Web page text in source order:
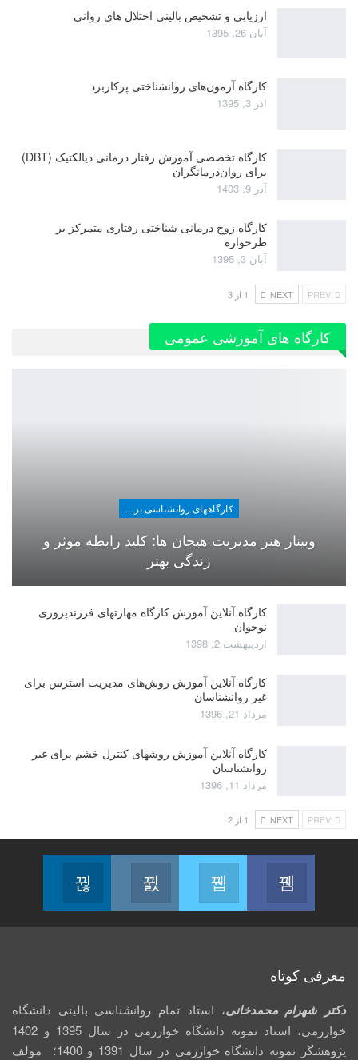
ارزیابی و تشخیص بالینی اختلال های روانی
آبان 26, 1395
کارگاه آزمون‌های روانشناختی پرکاربرد
آذر 3, 1395
کارگاه تخصصی آموزش رفتار درمانی دیالکتیک (DBT)
برای روان‌درمانگران
آذر 9, 1403
کارگاه زوج‌ درمانی شناختی رفتاری متمرکز بر
طرحواره
آبان 3, 1395
NEXT 1 از 3
کارگاه های آموزشی عمومی
کارگاههای روانشناسی برای عموم
وبینار هنر مدیریت هیجان ها: کلید رابطه موثر و
زندگی بهتر
کارگاه آنلاین آموزش کارگاه مهارتهای فرزندپروری
نوجوان
اردیبهشت 2, 1398
کارگاه آنلاین آموزش روش‌های مدیریت استرس برای
غیر روانشناسان
مرداد 21, 1396
کارگاه آنلاین آموزش روشهای کنترل خشم برای غیر
روانشناسان
مرداد 11, 1396
NEXT 1 از 2
Facebook
Join us on Facebook
Twitter
Join us on Twitter
Instagram
Join us on Instagram
معرفی کوتاه
دکتر شهرام محمدخانی، استاد تمام روانشناسی بالینی دانشگاه
خوارزمی، استاد نمونه دانشگاه خوارزمی در سال 1395 و 1402
پژوهشگر نمونه دانشگاه خوارزمی در سال 1391 و 1400؛ مولف